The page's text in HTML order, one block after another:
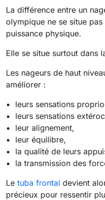
La différence entre un
olympique ne se situe
puissance physique.
Elle se situe surtout dans
Les nageurs de haut
améliorer :
leurs sensations
leurs sensations
leur alignement,
leur équilibre,
la qualité de leurs
la transmission des
Le tuba frontal devient
précieux pour ressentir